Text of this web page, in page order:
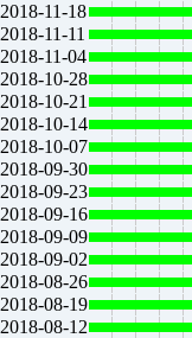
2018-11-18
2018-11-11
2018-11-04
2018-10-28
2018-10-21
2018-10-14
2018-10-07
2018-09-30
2018-09-23
2018-09-16
2018-09-09
2018-09-02
2018-08-26
2018-08-19
2018-08-12